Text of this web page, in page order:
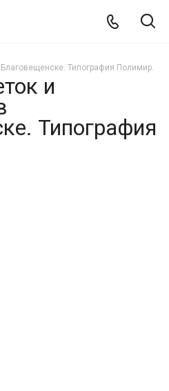
Благовещенске. Типография Полимир.
и
Типография